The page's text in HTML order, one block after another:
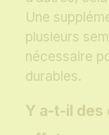
Une
plusieurs
nécessaire
durables.
Y a-t-il des